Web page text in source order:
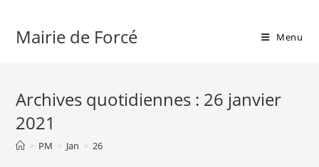
contentMairie de Forcé Menu
Archives quotidiennes : 26 janvier
2021
> PM > Jan > 26